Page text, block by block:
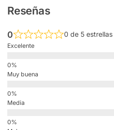
Reseñas
0 0 de 5
Excelente
Muy buena
Media